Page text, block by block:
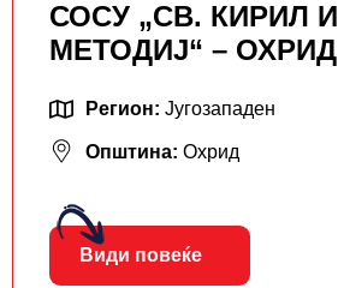
СОСУ „СВ. КИРИЛ И
МЕТОДИЈ“ – ОХРИД
Регион: Југозападен
Општина: Охрид
Види повеќе